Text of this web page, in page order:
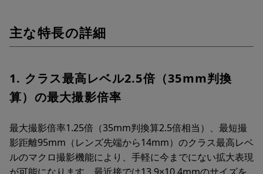
主な特長の詳細
1. クラス最高レベル2.5倍（35mm判換
算）の最大撮影倍率
最大撮影倍率1.25倍（35mm判換算2.5倍相当）、最短撮
影距離95mm（レンズ先端から14mm）のクラス最高レベ
ルのマクロ撮影機能により、手軽に今までにない拡大表現